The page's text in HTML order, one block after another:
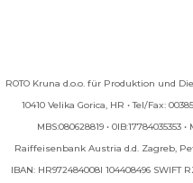
ROTO Kruna d.o.o. für Produktion und
10410 Velika Gorica, HR • Tel/Fax:
MBS:080628819 • 0IB:17784035353
Raiffeisenbank Austria d.d. Zagreb,
IBAN: HR972484008l 104408496 SWIFT